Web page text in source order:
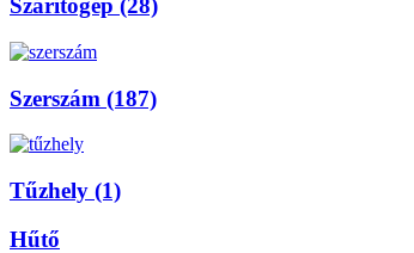
Szárítógép (28)
Szerszám (187)
Tűzhely (1)
Hűtő